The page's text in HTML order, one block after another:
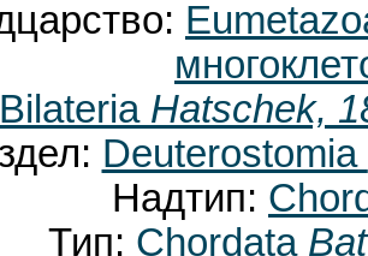
Bilateria Hatschek,
Deuterostomia
Надтип:
Тип: Chordata